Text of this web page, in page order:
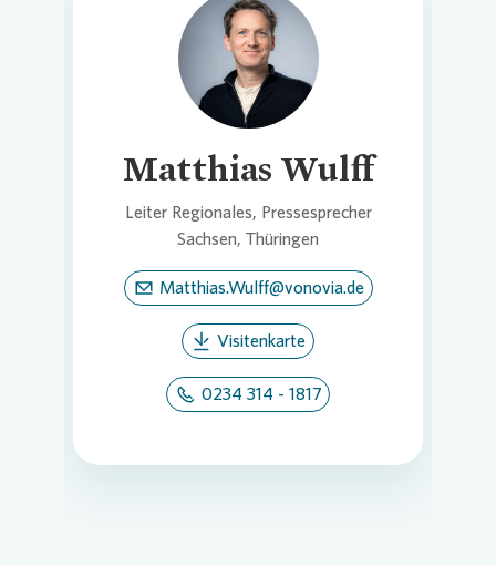
Loading...
Matthias Wulff
Leiter Regionales, Pressesprecher
Sachsen, Thüringen
Matthias.Wulff@vonovia.de
Visitenkarte
0234 314 - 1817